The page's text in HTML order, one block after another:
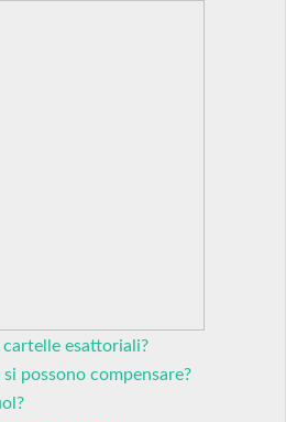
esattoriali?
possono compensare?